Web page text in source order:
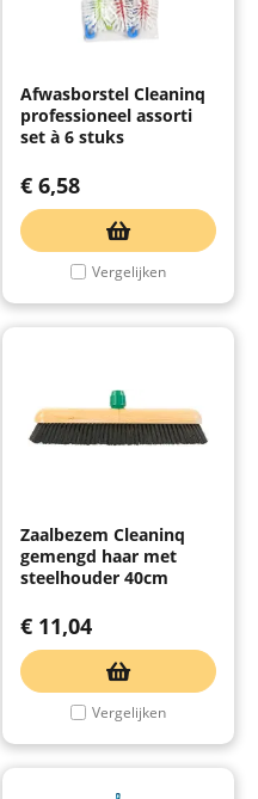
Afwasborstel Cleaninq
professioneel assorti
set à 6 stuks
€ 6,58
Vergelijken
Zaalbezem Cleaninq
gemengd haar met
steelhouder 40cm
€ 11,04
Vergelijken